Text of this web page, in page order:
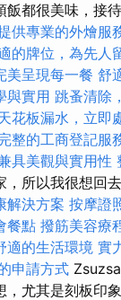
都很美味，接
供專業的外燴服
的牌位，為先人
美呈現每一餐 舒
與實用 跳蚤清除
花板漏水，立即
整的工商登記服
具美觀與實用性
所以我很想回去
解決方案 按摩證
餐點 撥筋美容療
適的生活環境 實
申請方式
，尤其是刻板印